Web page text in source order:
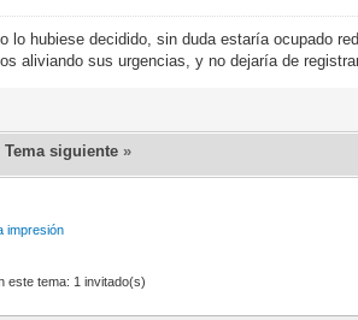
lo hubiese decidido, sin duda estaría ocupado
aliviando sus urgencias, y no dejaría de
|Tema siguiente »
impresión
este tema: 1 invitado(s)